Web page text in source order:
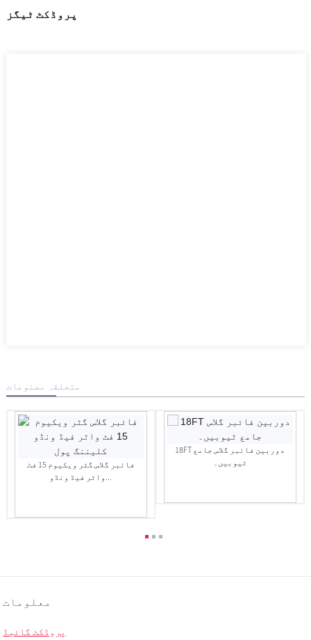
پروڈکٹ ٹیگز
متعلقہ مصنوعات
فائبر گلاس گٹر ویکیوم 15 فٹ
18FT دوربین فائبر گلاس جامع
ٹیوبیں۔
معلومات
پروڈکٹ گائیڈ